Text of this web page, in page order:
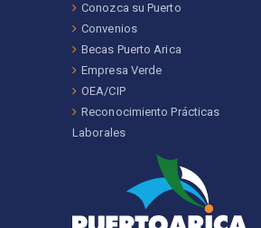
Conozca su Puerto
Convenios
Becas Puerto Arica
Empresa Verde
OEA/CIP
Reconocimiento Prácticas
Laborales